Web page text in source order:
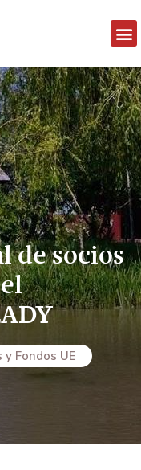
de socios
Fondos UE